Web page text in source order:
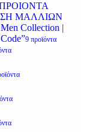
ΜΑΛΛΙΩΝ
Collection |
9 προϊόντα